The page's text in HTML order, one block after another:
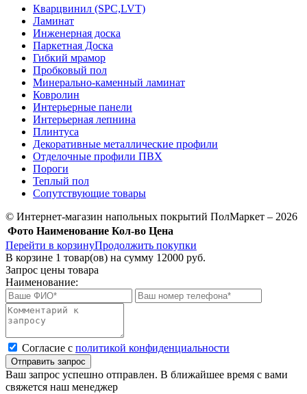
Кварцвинил (SPC,LVT)
Ламинат
Инженерная доска
Паркетная Доска
Гибкий мрамор
Пробковый пол
Минерально-каменный ламинат
Ковролин
Интерьерные панели
Интерьерная лепнина
Плинтуса
Декоративные металлические профили
Отделочные профили ПВХ
Пороги
Теплый пол
Сопутствующие товары
© Интернет-магазин напольных покрытий ПолМаркет – 2026
Фото Наименование Кол-во Цена
Перейти в корзинуПродолжить покупки
В корзине 1 товар(ов) на сумму 12000 руб.
Запрос цены товара
Наименование:
Cогласие с политикой конфиденциальности
Отправить запрос
Ваш запрос успешно отправлен. В ближайшее время с вами
свяжется наш менеджер